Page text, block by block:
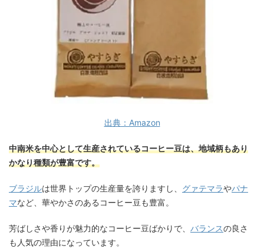
出典：Amazon
中南米を中心として生産されているコーヒー豆は、地域柄もあり
かなり種類が豊富です。
ブラジルは世界トップの生産量を誇りますし、 グァテマラやパナ
マなど、華やかさのあるコーヒー豆も豊富。
芳ばしさや香りが魅力的なコーヒー豆ばかりで、 バランスの良さ
も人気の理由になっています。